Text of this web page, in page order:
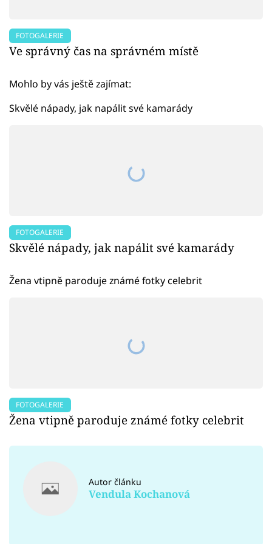
FOTOGALERIE
Ve správný čas na správném místě
Mohlo by vás ještě zajímat:
Skvělé nápady, jak napálit své kamarády
FOTOGALERIE
Skvělé nápady, jak napálit své kamarády
Žena vtipně paroduje známé fotky celebrit
FOTOGALERIE
Žena vtipně paroduje známé fotky celebrit
Autor článku
Vendula Kochanová